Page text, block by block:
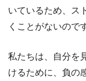
いているため、ス
くことがないので
私たちは、自分を
けるために、負の